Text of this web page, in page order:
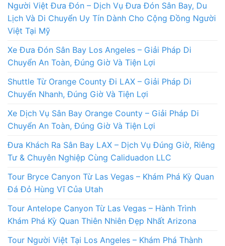
Người Việt Đưa Đón – Dịch Vụ Đưa Đón Sân Bay, Du
Lịch Và Di Chuyển Uy Tín Dành Cho Cộng Đồng Người
Việt Tại Mỹ
Xe Đưa Đón Sân Bay Los Angeles – Giải Pháp Di
Chuyển An Toàn, Đúng Giờ Và Tiện Lợi
Shuttle Từ Orange County Đi LAX – Giải Pháp Di
Chuyển Nhanh, Đúng Giờ Và Tiện Lợi
Xe Dịch Vụ Sân Bay Orange County – Giải Pháp Di
Chuyển An Toàn, Đúng Giờ Và Tiện Lợi
Đưa Khách Ra Sân Bay LAX – Dịch Vụ Đúng Giờ, Riêng
Tư & Chuyên Nghiệp Cùng Caliduadon LLC
Tour Bryce Canyon Từ Las Vegas – Khám Phá Kỳ Quan
Đá Đỏ Hùng Vĩ Của Utah
Tour Antelope Canyon Từ Las Vegas – Hành Trình
Khám Phá Kỳ Quan Thiên Nhiên Đẹp Nhất Arizona
Tour Người Việt Tại Los Angeles – Khám Phá Thành